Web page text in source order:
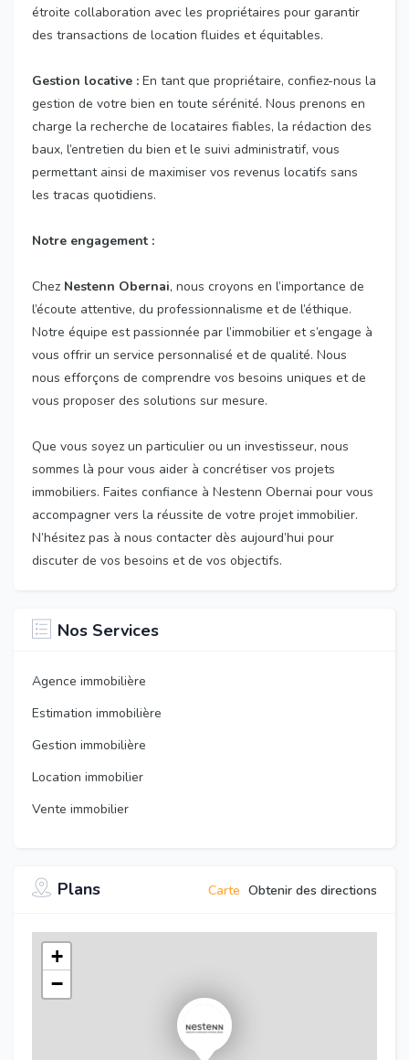
étroite collaboration avec les propriétaires pour garantir
des transactions de location fluides et équitables.
Gestion locative : En tant que propriétaire, confiez-nous la
gestion de votre bien en toute sérénité. Nous prenons en
charge la recherche de locataires fiables, la rédaction des
baux, l’entretien du bien et le suivi administratif, vous
permettant ainsi de maximiser vos revenus locatifs sans
les tracas quotidiens.
Notre engagement :
Chez Nestenn Obernai, nous croyons en l’importance de
l’écoute attentive, du professionnalisme et de l’éthique.
Notre équipe est passionnée par l’immobilier et s’engage à
vous offrir un service personnalisé et de qualité. Nous
nous efforçons de comprendre vos besoins uniques et de
vous proposer des solutions sur mesure.
Que vous soyez un particulier ou un investisseur, nous
sommes là pour vous aider à concrétiser vos projets
immobiliers. Faites confiance à Nestenn Obernai pour vous
accompagner vers la réussite de votre projet immobilier.
N’hésitez pas à nous contacter dès aujourd’hui pour
discuter de vos besoins et de vos objectifs.
Nos Services
Agence immobilière
Estimation immobilière
Gestion immobilière
Location immobilier
Vente immobilier
Plans Carte Obtenir des directions
+
−